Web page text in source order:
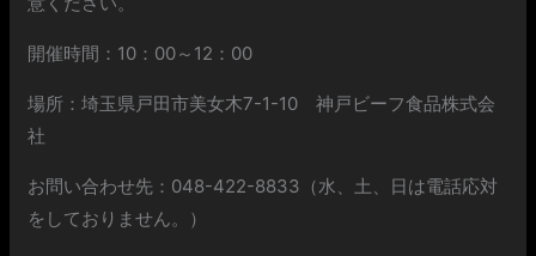
開催時間：10：00～12：00
場所：埼玉県戸田市美女木7-1-10 神戸ビーフ食品株式会
社
お問い合わせ先：048-422-8833（水、土、日は電話応対
をしておりません。）